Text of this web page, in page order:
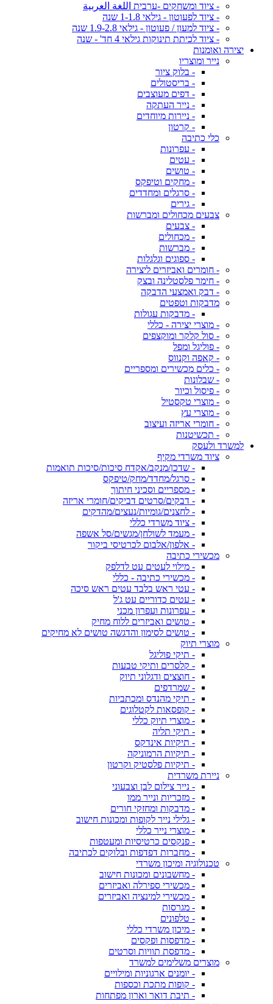
- ציוד ומשחקים -ערבית اللغة العربية
- ציוד לפעוטון - גילאי 1-1.8 שנה
- ציוד למעון / פעוטון - גילאי 1.9-2.8 שנה
- ציוד לכיתת תינוקות גילאי 4 חד' - שנה
יצירה ואומנות
נייר ומוצריו
- בלוק ציור
- בריסטולים
- דפים מעוצבים
- נייר העתקה
- ניירות מיוחדים
- קרטון
כלי כתיבה
- עפרונות
- עטים
- טושים
- מחקים וטיפקס
- סרגלים ומחדדים
- גירים
צבעים מכחולים ומברשות
- צבעים
- מכחולים
- מברשות
- ספוגים וגלגלות
- חומרים ואביזרים ליצירה
- חימר פלסטלינה ובצק
- דבק ואמצעי הדבקה
מדבקות וטפטים
- מדבקות עגולות
- מוצרי יצירה - כללי
- סול קלקר ומוקצפים
- פוליגל ומפל
- קאפה וקנווס
- כלים מכשירים ומספריים
- שבלונות
- פיסול וכיור
- מוצרי טקסטיל
- מוצרי עץ
- חומרי אריזה ועיצוב
- תכשיטנות
למשרד ולעסק
ציוד משרדי מקיף
- שדכן/מנקב/אקדח סיכות/סיכות תואמות
- סרגל/מחדד/מחק/טיפקס
- מספריים וסכיני חיתוך
- דבקים/סרטים דביקים/חומרי אריזה
- לחצנים/גומיות/נעצים/מהדקים
- ציוד משרדי כללי
- מעמד לשולחן/מגשים/סל אשפה
- אלפון/אלבום לכרטיסי ביקור
מכשירי כתיבה
- מילוי לעטים עט לדלפק
- מכשירי כתיבה - כללי
- עטי ראש בלבד עטים ראש סיכה
- עטים כדוריים עט ג'ל
- עפרונות ועפרון מכני
- טושים ואביזרים ללוח מחיק
- טושים לסימון והדגשה טושים לא מחיקים
מוצרי תיוק
- תיקי פוליגל
- קלסרים ותיקי טבעות
- חוצצים ודגלוני תיוק
- שמרדפים
- תיקי מהנדס ומכתביות
- קופסאות לקטלוגים
- מוצרי תיוק כללי
- תיקי תליה
- תיקיות אינדקס
- תיקיות הרמוניקה
- תיקיות פלסטיק וקרטון
ניירת משרדית
- נייר צילום לבן וצבעוני
- מזכריות ונייר ממו
- מדבקות ומחזקי חורים
- גלילי נייר לקופות ומכונות חישוב
- מוצרי נייר כללי
- פנקסים כרטיסיות ומעטפות
- מחברות דפדפות ובלוקים לכתיבה
טכנולוגיה ומיכון משרדי
- מחשבונים ומכונות חישוב
- מכשירי ספירלה ואביזרים
- מכשירי למינציה ואביזרים
- מגרסות
- טלפונים
- מיכון משרדי כללי
- מדפסות ופקסים
- מדפסת תוויות וסרטים
מוצרים משלימים למשרד
- יומנים ארגוניות ומילויים
- קופות מתכת וכספות
- תיבת דואר וארון מפתחות